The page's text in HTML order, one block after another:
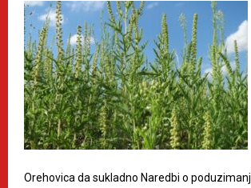
Orehovica da sukladno Naredbi o